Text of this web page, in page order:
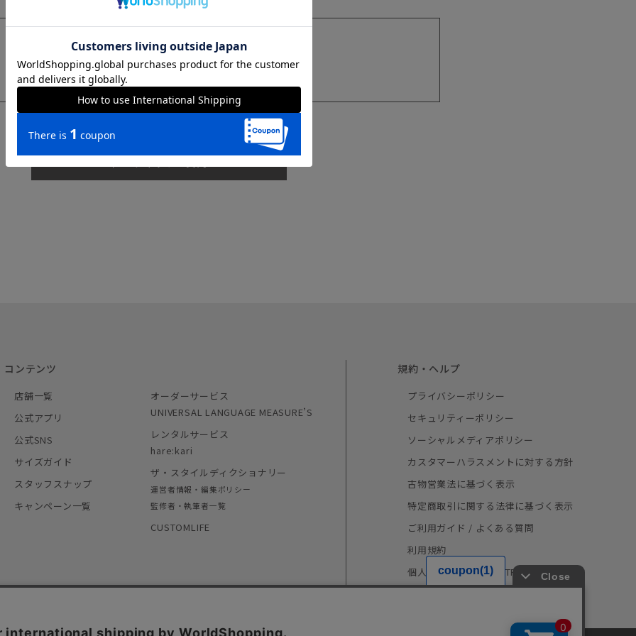
sms
コンテンツ
店舗一覧
公式アプリ
公式SNS
サイズガイド
スタッフスナップ
キャンペーン一覧
オーダーサービス
UNIVERSAL LANGUAGE MEASURE’S
レンタルサービス
hare:kari
ザ・スタイルディクショナリー
運営者情報・編集ポリシー
監修者・執筆者一覧
CUSTOMLIFE
規約・ヘルプ
プライバシーポリシー
セキュリティーポリシー
ソーシャルメディアポリシー
カスタマーハラスメントに対する方針
古物営業法に基づく表示
特定商取引に関する法律に基づく表示
ご利用ガイド / よくある質問
利用規約
個人情報の取り扱い（TRUSTe）